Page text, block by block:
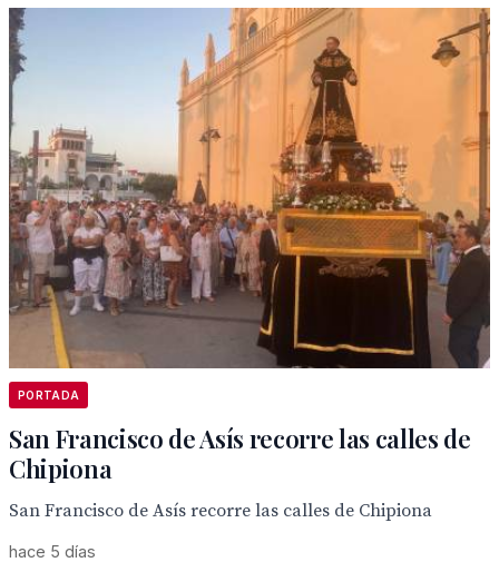
PORTADA
San Francisco de Asís recorre las calles de
Chipiona
San Francisco de Asís recorre las calles de Chipiona
hace 5 días